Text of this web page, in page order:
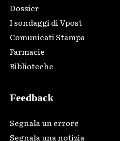
Dossier
I sondaggi di Vpost
Comunicati Stampa
Farmacie
Biblioteche
Feedback
Segnala un errore
Segnala una notizia